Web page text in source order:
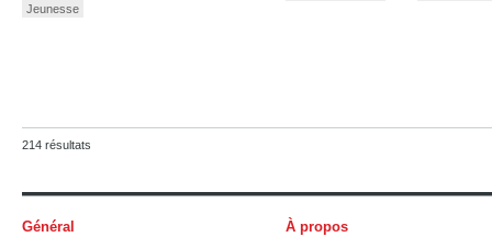
Jeunesse
214 résultats
Général À propos